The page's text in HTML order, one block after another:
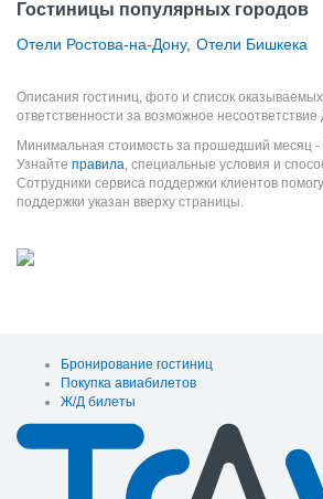
Гостиницы популярных городов
Отели Ростова-на-Дону, Отели Бишкека
Описания гостиниц, фото и список
ответственности за возможное
Минимальная стоимость за прошедший месяц -
Узнайте правила, специальные условия и
Сотрудники сервиса поддержки клиентов
поддержки указан вверху страницы.
Бронирование гостиниц
Покупка авиабилетов
Ж/Д билеты